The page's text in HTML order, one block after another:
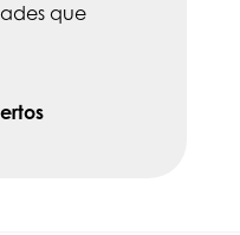
que